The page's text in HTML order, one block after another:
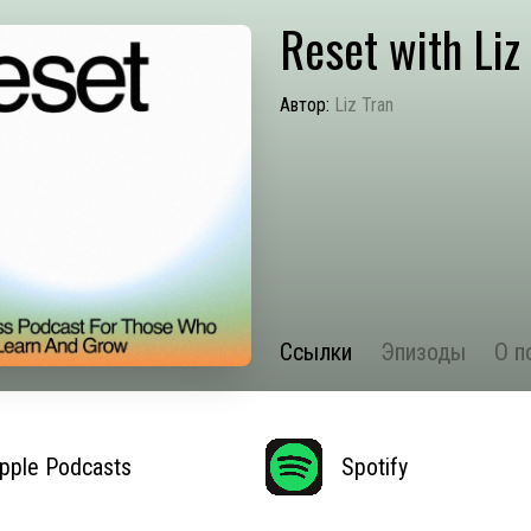
Reset with Liz
Автор: Liz Tran
Ссылки Эпизоды О
Podcasts Spotify